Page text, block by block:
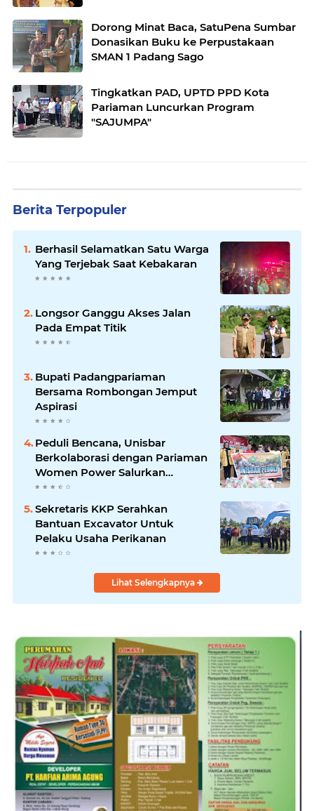
Dorong Minat Baca, SatuPena Sumbar
Donasikan Buku ke Perpustakaan
SMAN 1 Padang Sago
Tingkatkan PAD, UPTD PPD Kota
Pariaman Luncurkan Program
"SAJUMPA"
Berita Terpopuler
Berhasil Selamatkan Satu Warga
Yang Terjebak Saat Kebakaran
Longsor Ganggu Akses Jalan
Pada Empat Titik
Bupati Padangpariaman
Bersama Rombongan Jemput
Aspirasi
Peduli Bencana, Unisbar
Berkolaborasi dengan Pariaman
Women Power Salurkan
Bantuan untuk Korban Banjir di
Padang
Sekretaris KKP Serahkan
Bantuan Excavator Untuk
Pelaku Usaha Perikanan
Lihat Selengkapnya